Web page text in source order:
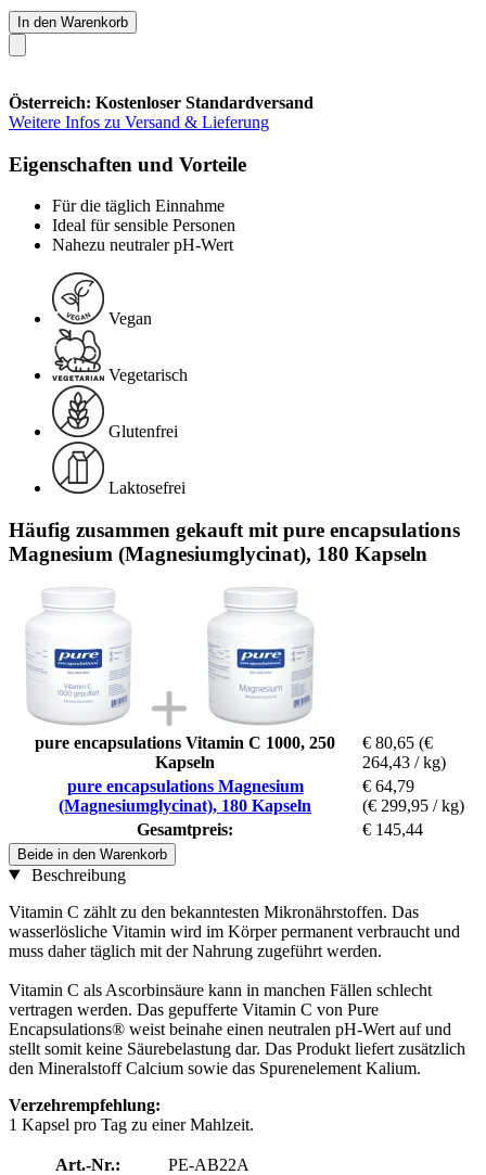
In den Warenkorb
Österreich: Kostenloser Standardversand
Weitere Infos zu Versand & Lieferung
Eigenschaften und Vorteile
Für die täglich Einnahme
Ideal für sensible Personen
Nahezu neutraler pH-Wert
Vegan
Vegetarisch
Glutenfrei
Laktosefrei
Häufig zusammen gekauft mit pure encapsulations
Magnesium (Magnesiumglycinat), 180 Kapseln
pure encapsulations Vitamin C 1000, 250
Kapseln
€ 80,65 (€
264,43 / kg)
pure encapsulations Magnesium
(Magnesiumglycinat), 180 Kapseln
€ 64,79
(€ 299,95 / kg)
Gesamtpreis:
€ 145,44
Beide in den Warenkorb
Beschreibung
Vitamin C zählt zu den bekanntesten Mikronährstoffen. Das
wasserlösliche Vitamin wird im Körper permanent verbraucht und
muss daher täglich mit der Nahrung zugeführt werden.
Vitamin C als Ascorbinsäure kann in manchen Fällen schlecht
vertragen werden. Das gepufferte Vitamin C von Pure
Encapsulations® weist beinahe einen neutralen pH-Wert auf und
stellt somit keine Säurebelastung dar. Das Produkt liefert zusätzlich
den Mineralstoff Calcium sowie das Spurenelement Kalium.
Verzehrempfehlung:
1 Kapsel pro Tag zu einer Mahlzeit.
Art.-Nr.:
PE-AB22A